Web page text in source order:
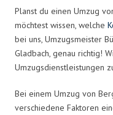
Planst du einen Umzug
möchtest wissen, welche
bei uns, Umzugsmeister
Gladbach, genau richtig!
Umzugsdienstleistungen
Bei einem Umzug von
verschiedene Faktoren